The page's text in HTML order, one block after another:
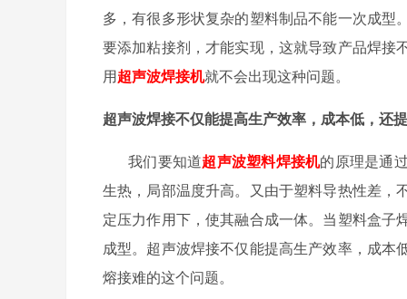
多，有很多形状复杂的塑料制品不能一次成
要添加粘接剂，才能实现，这就导致产品焊接
用超声波焊接机就不会出现这种问题。
超声波焊接不仅能提高生产效率，成本低，还
我们要知道超声波塑料焊接机的原理是通
生热，局部温度升高。又由于塑料导热性差，
定压力作用下，使其融合成一体。当塑料盒
成型。超声波焊接不仅能提高生产效率，成
熔接难的这个问题。